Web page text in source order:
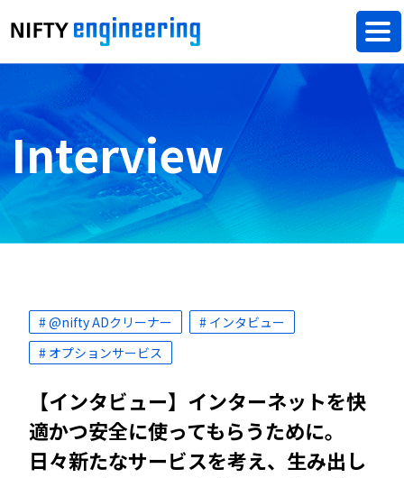
Interview
# @nifty ADクリーナー
# インタビュー
# オプションサービス
【インタビュー】インターネットを快
適かつ安全に使ってもらうために。
日々新たなサービスを考え、生み出し